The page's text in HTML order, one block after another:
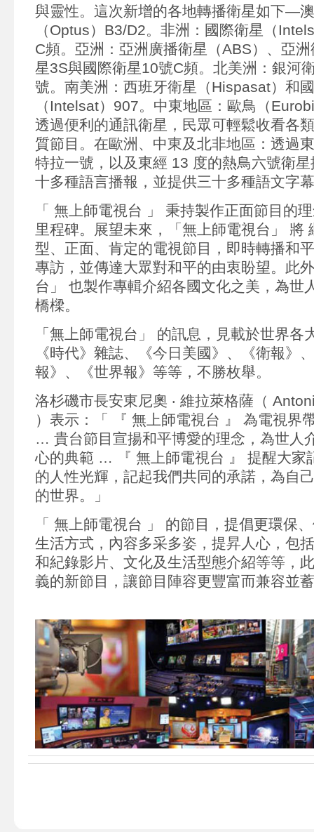
與靈性。這次新增的各地轉播衛星如下—
（Optus）B3/D2。非洲：國際衛星（
C頻。亞洲：亞洲廣播衛星（ABS）、亞
星3S與國際衛星10號C頻。北美洲：銀河
號。南美洲：西班牙衛星（Hispasat）和
（Intelsat）907。中東地區：歐鳥（
透過便利的通訊衛星，民眾可輕鬆收看各
質節目。在歐洲、中東及北非地區：透過
特拉一號，以及東經 13 度的熱鳥六號衛
十多種語言播報，並提供三十多種語文字
「 無上師電視台 」 秉持製作正面節目的
里程碑。展望未來，「無上師電視台」 將
型、正面、肯定的電視節目，即時轉播和
專訪，並傳達大眾對和平的由衷盼望。此
台」 也製作專輯介紹各國文化之美，為世
橋樑。
「無上師電視台」 的訊息，見載於世界各
《時代》雜誌、《今日美國》、《衛報》
報》、《世界報》等等，不勝枚舉。
洛杉磯市長安東尼奧 ‧ 維拉萊格薩（
）表示：「 『 無上師電視台 』 為電視界
… 貴台節目宣揚和平博愛的理念，為世人
心的典範 … 『 無上師電視台 』 提醒大家
的人性光輝，記起我們共同的承諾，為自
的世界。」
「 無上師電視台 」 的節目，提倡更環保
生活方式，內容多采多姿，提昇人心，包
和紀錄影片、文化及生活型態介紹等等，
義的新節目，讓節目陣容更豐富而兼容並